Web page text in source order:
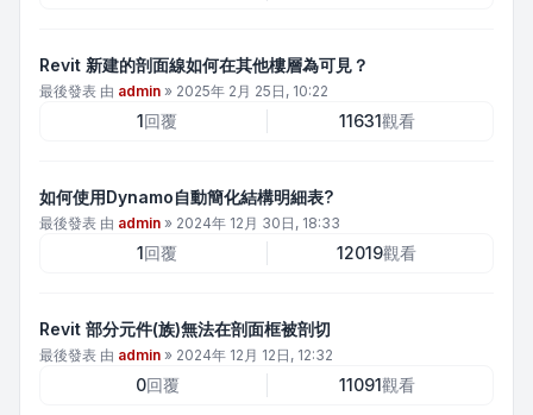
Revit 新建的剖面線如何在其他樓層為可見？
最後發表 由 admin » 2025年 2月 25日, 10:22
1回覆 11631觀看
如何使用Dynamo自動簡化結構明細表?
最後發表 由 admin » 2024年 12月 30日, 18:33
1回覆 12019觀看
Revit 部分元件(族)無法在剖面框被剖切
最後發表 由 admin » 2024年 12月 12日, 12:32
0回覆 11091觀看